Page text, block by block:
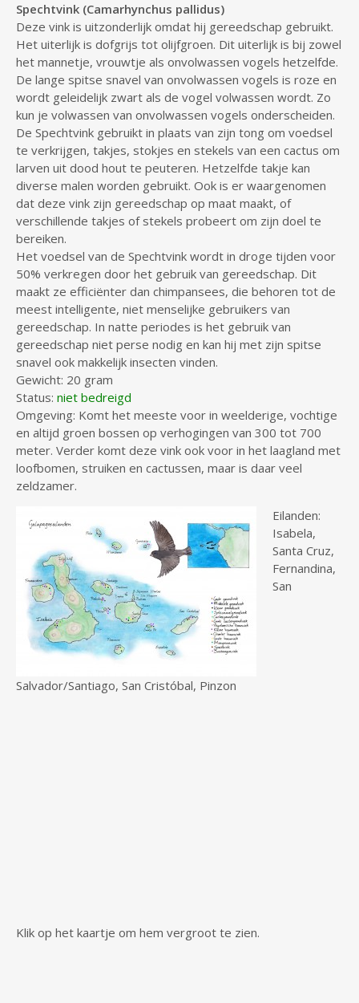
Spechtvink (Camarhynchus pallidus)
Deze vink is uitzonderlijk omdat hij gereedschap gebruikt.
Het uiterlijk is dofgrijs tot olijfgroen. Dit uiterlijk is bij zowel
het mannetje, vrouwtje als onvolwassen vogels hetzelfde.
De lange spitse snavel van onvolwassen vogels is roze en
wordt geleidelijk zwart als de vogel volwassen wordt. Zo
kun je volwassen van onvolwassen vogels onderscheiden.
De Spechtvink gebruikt in plaats van zijn tong om voedsel
te verkrijgen, takjes, stokjes en stekels van een cactus om
larven uit dood hout te peuteren. Hetzelfde takje kan
diverse malen worden gebruikt. Ook is er waargenomen
dat deze vink zijn gereedschap op maat maakt, of
verschillende takjes of stekels probeert om zijn doel te
bereiken.
Het voedsel van de Spechtvink wordt in droge tijden voor
50% verkregen door het gebruik van gereedschap. Dit
maakt ze efficiënter dan chimpansees, die behoren tot de
meest intelligente, niet menselijke gebruikers van
gereedschap. In natte periodes is het gebruik van
gereedschap niet perse nodig en kan hij met zijn spitse
snavel ook makkelijk insecten vinden.
Gewicht: 20 gram
Status: niet bedreigd
Omgeving: Komt het meeste voor in weelderige, vochtige
en altijd groen bossen op verhogingen van 300 tot 700
meter. Verder komt deze vink ook voor in het laagland met
loofbomen, struiken en cactussen, maar is daar veel
zeldzamer.
Eilanden:
Isabela,
Santa Cruz,
Fernandina,
San
Salvador/Santiago, San Cristóbal, Pinzon
Klik op het kaartje om hem vergroot te zien.